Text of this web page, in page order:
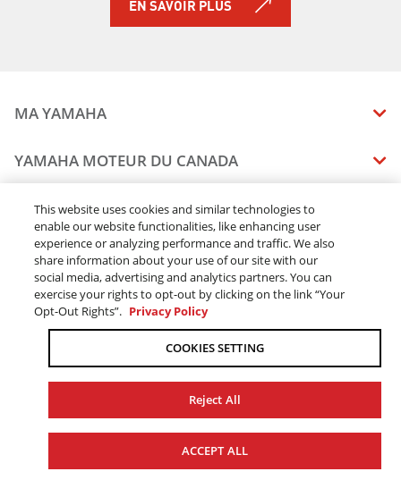
EN SAVOIR PLUS
MA YAMAHA
MANUELS
ÉTAT DES RAPPELS DE VOTRE VÉHICULE
YAMAHA MOTEUR DU CANADA
CARRIERES
RESTONS DEHORS
BLOGUE
COMMUNIQUEZ AVEC NOUS
CONCESSIONNAIRES
TROUVEZ UN CONCESSIONNAIRE
DEVENEZ CONCESSIONNAIRE
CONCESSIONAIRE ÉLITE
MENTIONS JURIDIQUES
MODALITÉS ET CONDITIONS
ACOMPTE EN LIGNE MODALITÉS ET CONDITIONS
POLITIQUE DE CONFIDENTIALITÉ
L’ACCESSIBILITÉ
CHANGER LES PARAMÈTRES DES TÉMOINS (COOKIES)
LE TRAVAIL FORCÉ ET DES ENFANTS
PIÈCES DE RECHANGE ET SERVICES
COMMANDES EN LIGNE
TRAITEMENT DES COMMANDES
© 2026 Yamaha Moteur du Canada Ltée. Tous droits réservés.
SITE WEB GLOBAL
YAMAHA MUSIC
This website uses cookies and similar technologies to
enable our website functionalities, like enhancing user
experience or analyzing performance and traffic. We also
share information about your use of our site with our
social media, advertising and analytics partners. You can
exercise your rights to opt-out by clicking on the link “Your
Opt-Out Rights”. Privacy Policy
COOKIES SETTING
Reject All
ACCEPT ALL